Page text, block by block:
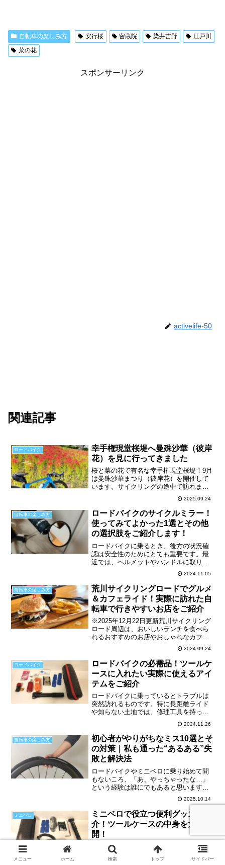
自転車の楽しみ方 安行桜 密蔵院 染井吉野
江戸川
菜の花
スポンサーリンク
activelife-50
関連記事
ロードバイク
幸手権現堂桜堤へ曼殊沙華（彼岸
花）を見に行ってきました
桜と菜の花で有名な幸手権現堂桜堤！9月
は曼殊沙華まつり（彼岸花）を開催して
います。サイクリングの途中で訪れまし
たが、今年（2025年）は暑さの影響で開
花が遅れているようで、訪問した9月22日
現在ではまだまだといった感じでした。
満開は見ること...
2025.09.24
自転車の楽しみ方
ロードバイクのサイクルミラー！
使ってみてよかった1選とその他
の選択肢をご紹介します！
ロードバイクに乗るとき、後方の状況確
認は安全性のためにとても重要です。最
近では、ヘルメットやハンドルに取り付
けられる小型の後方確認できるミラーが
増えており、ロードバイクに合わせたデ
ザインや軽量設計のものも多く見られま
す。今回は、私がハンドル...
2024.11.05
自転車の楽しみ方
荒川サイクリングロードでグルメ
＆カフェライド！実際に訪れた自
転車で行きやすいお店をご紹介
※2025年12月22日更新荒川サイクリング
ロード周辺は、おいしいランチを食べら
れるおすすめのお店やおしゃれなカフェ
がたくさんあります！サイクリングで行
きやすい、私たちが実際に訪れたスポッ
トをエリア別にご紹介。荒川に沿って東
京と埼玉の気軽に...
2024.09.24
ロードバイク
ロードバイクの必需品！ツールケ
ースに入れたい実際に使えるアイ
テムをご紹介
ロードバイクに乗っているとトラブルは
突然訪れるものです。特に長距離ライド
や知らない土地では、修理工具を持って
いるかどうかでライドの継続にが大きく
影響します。本記事では、ロードバイク
に乗る際にツールケースに入れて携帯し
ておきたい修理系アイテム...
2024.11.26
自転車の楽しみ方
初心者がやりがちなミス10選とそ
の対策｜私も通った“あるある”失
敗と解決法
ロードバイクやミニベロに乗り始めて間
もないころ、「あ、やっちゃったな…」
という経験は誰にでもあると思います。
私自身もそうでした！空気圧を確認しな
いまま出発して走りが重くなったり、荷
物を詰め込みすぎて走行がしんどくなっ
たり、最初の数キロで飛ば...
2025.10.14
ミニベロ
ミニベロで役立つ便利グッズを紹
介！ツールケースの中身を大公
開！
ミニベロでの遠出はワクワクするもので
すが、予期せぬトラブルへの備えは万全
ですか？折り畳み自転車なら輪行バッグ
メニュー ホーム 検索 トップ サイドバー